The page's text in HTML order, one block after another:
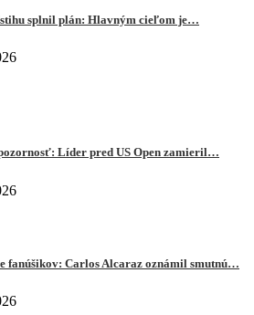
splnil plán: Hlavným cieľom je…
Líder pred US Open zamieril…
fanúšikov: Carlos Alcaraz oznámil smutnú…